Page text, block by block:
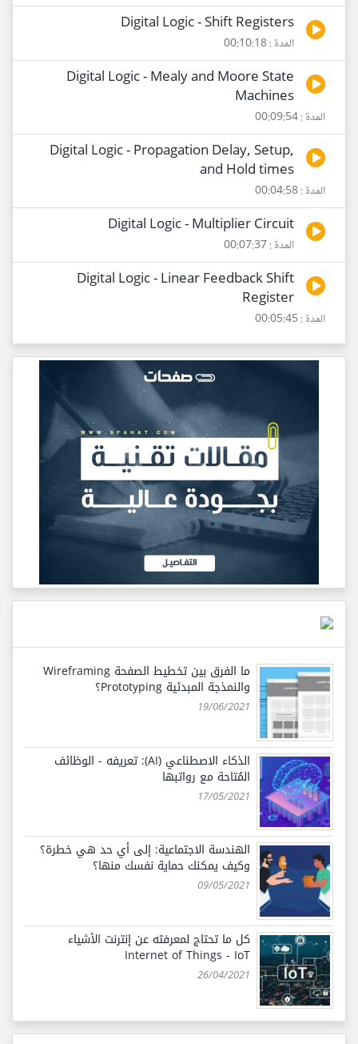
Digital Logic - Shift Registers
المدة : 00:10:18
Digital Logic - Mealy and Moore State
Machines
المدة : 00:09:54
Digital Logic - Propagation Delay, Setup,
and Hold times
المدة : 00:04:58
Digital Logic - Multiplier Circuit
المدة : 00:07:37
Digital Logic - Linear Feedback Shift
Register
المدة : 00:05:45
ما الفرق بين تخطيط الصفحة Wireframing
والنمذجة المبدئية Prototyping؟
19/06/2021
الذكاء الاصطناعي (AI): تعريفه - الوظائف
المُتاحة مع رواتبها
17/05/2021
الهندسة الاجتماعية: إلى أي حد هي خطرة؟
وكيف يمكنك حماية نفسك منها؟
09/05/2021
كل ما تحتاج لمعرفته عن إنترنت الأشياء
Internet of Things - IoT
26/04/2021